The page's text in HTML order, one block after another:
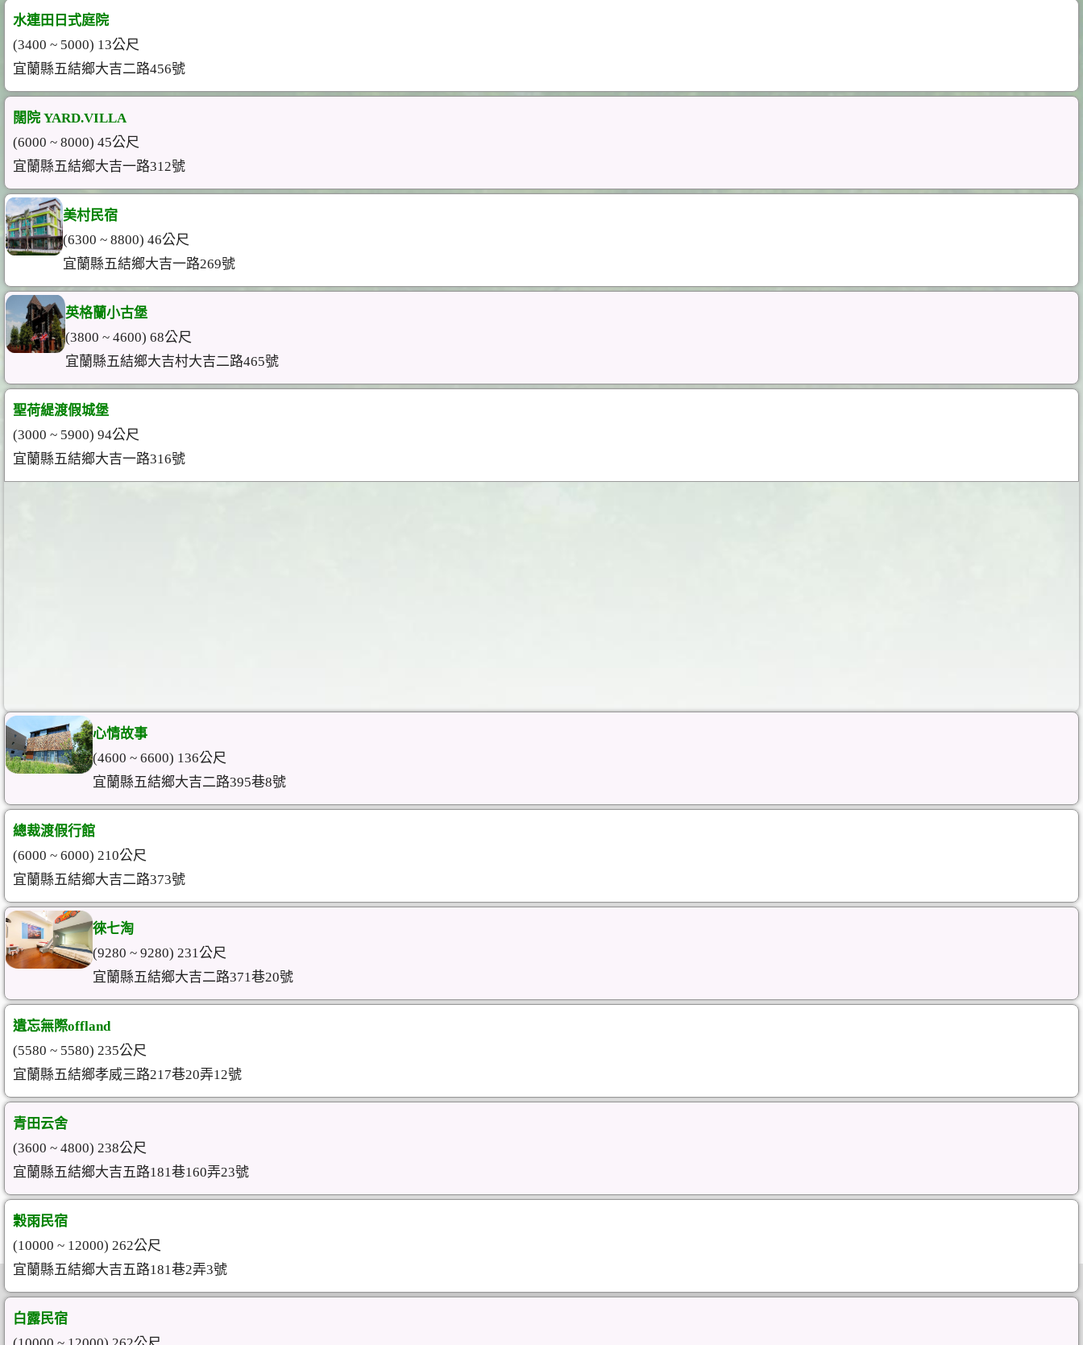
水連田日式庭院
(3400 ~ 5000) 13公尺
宜蘭縣五結鄉大吉二路456號
闊院 YARD.VILLA
(6000 ~ 8000) 45公尺
宜蘭縣五結鄉大吉一路312號
美村民宿
(6300 ~ 8800) 46公尺
宜蘭縣五結鄉大吉一路269號
英格蘭小古堡
(3800 ~ 4600) 68公尺
宜蘭縣五結鄉大吉村大吉二路465號
聖荷緹渡假城堡
(3000 ~ 5900) 94公尺
宜蘭縣五結鄉大吉一路316號
心情故事
(4600 ~ 6600) 136公尺
宜蘭縣五結鄉大吉二路395巷8號
總裁渡假行館
(6000 ~ 6000) 210公尺
宜蘭縣五結鄉大吉二路373號
徠七淘
(9280 ~ 9280) 231公尺
宜蘭縣五結鄉大吉二路371巷20號
遺忘無際offland
(5580 ~ 5580) 235公尺
宜蘭縣五結鄉孝威三路217巷20弄12號
青田云舍
(3600 ~ 4800) 238公尺
宜蘭縣五結鄉大吉五路181巷160弄23號
穀雨民宿
(10000 ~ 12000) 262公尺
宜蘭縣五結鄉大吉五路181巷2弄3號
白露民宿